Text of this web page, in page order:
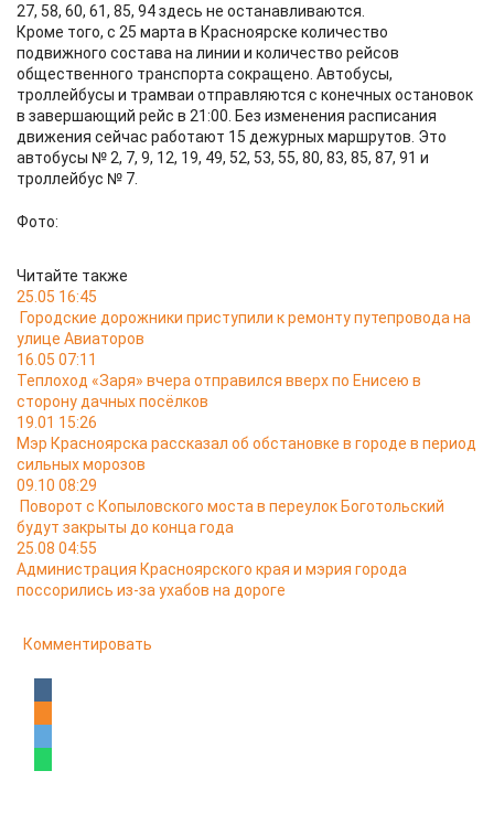
27, 58, 60, 61, 85, 94 здесь не останавливаются.
Кроме того, с 25 марта в Красноярске количество
подвижного состава на линии и количество рейсов
общественного транспорта сокращено. Автобусы,
троллейбусы и трамваи отправляются с конечных остановок
в завершающий рейс в 21:00. Без изменения расписания
движения сейчас работают 15 дежурных маршрутов. Это
автобусы № 2, 7, 9, 12, 19, 49, 52, 53, 55, 80, 83, 85, 87, 91 и
троллейбус № 7.
Фото:
Читайте также
25.05 16:45
Городские дорожники приступили к ремонту путепровода на
улице Авиаторов
16.05 07:11
Теплоход «Заря» вчера отправился вверх по Енисею в
сторону дачных посёлков
19.01 15:26
Мэр Красноярска рассказал об обстановке в городе в период
сильных морозов
09.10 08:29
Поворот с Копыловского моста в переулок Боготольский
будут закрыты до конца года
25.08 04:55
Администрация Красноярского края и мэрия города
поссорились из-за ухабов на дороге
Комментировать